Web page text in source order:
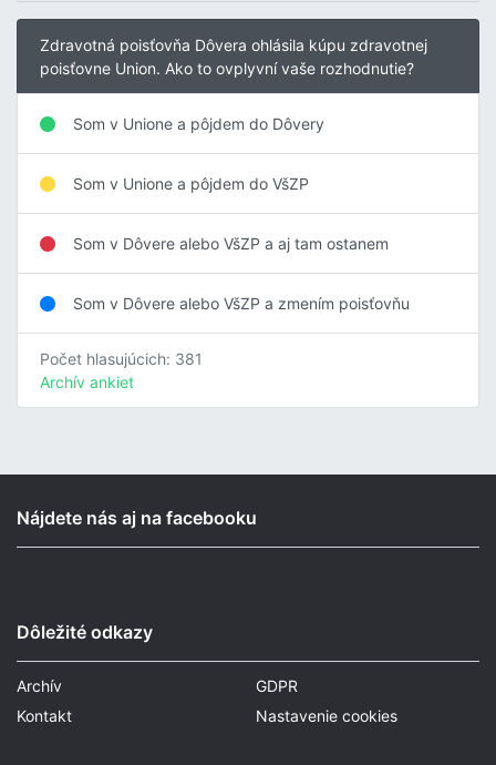
Zdravotná poisťovňa Dôvera ohlásila kúpu zdravotnej
poisťovne Union. Ako to ovplyvní vaše rozhodnutie?
Som v Unione a pôjdem do Dôvery
Som v Unione a pôjdem do VšZP
Som v Dôvere alebo VšZP a aj tam ostanem
Som v Dôvere alebo VšZP a zmením poisťovňu
Počet hlasujúcich: 381
Archív ankiet
Nájdete nás aj na facebooku
Dôležité odkazy
Archív
Kontakt
GDPR
Nastavenie cookies